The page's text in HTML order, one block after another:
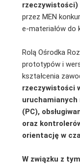
rzeczywistości)
przez MEN
e-materiałów do
Rolą Ośrodka
prototypów i
kształcenia
rzeczywistości
(PC),
oraz
orientację w
W związku z